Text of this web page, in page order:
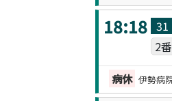
18:18 31
2
病休 伊勢病